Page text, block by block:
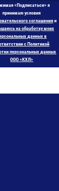
«Подписаться» я
принимаю условия
соглашенияи
на обработку моих
данных в
с Политикой
персональных данных
ООО «КХЛ»